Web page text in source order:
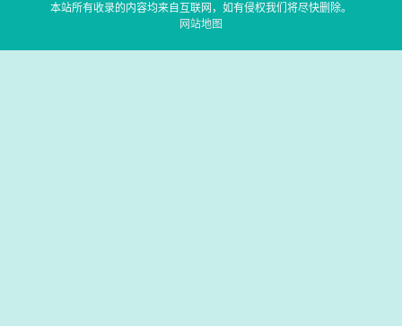
本站所有收录的内容均来自互联网，如有侵权我们将尽快删除。
网站地图